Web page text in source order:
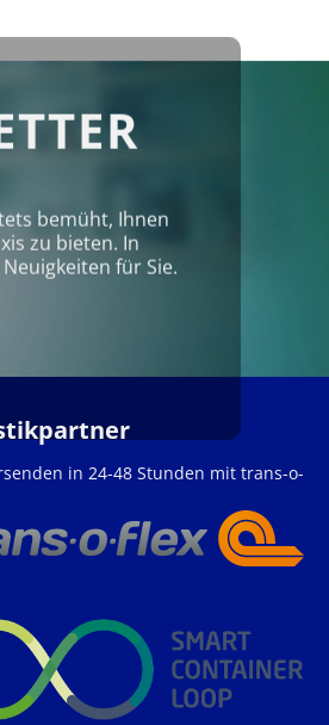
bemüht, Ihnen
zu bieten. In
für Sie.
in 24-48 Stunden mit trans-o-